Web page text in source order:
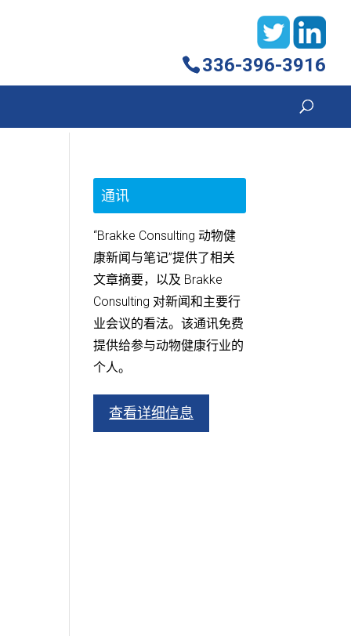
336-396-3916
通讯
“Brakke Consulting 动物健
康新闻与笔记”提供了相关
文章摘要，以及 Brakke
Consulting 对新闻和主要行
业会议的看法。该通讯免费
提供给参与动物健康行业的
个人。
查看详细信息